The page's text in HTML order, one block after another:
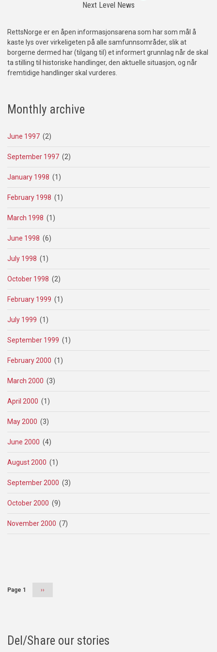
Next Level News
RettsNorge er en åpen informasjonsarena som har som mål å
kaste lys over virkeligeten på alle samfunnsområder, slik at
borgerne dermed har (tilgang til) et informert grunnlag når de skal
ta stilling til historiske handlinger, den aktuelle situasjon, og når
fremtidige handlinger skal vurderes.
Monthly archive
June 1997 (2)
September 1997 (2)
January 1998 (1)
February 1998 (1)
March 1998 (1)
June 1998 (6)
July 1998 (1)
October 1998 (2)
February 1999 (1)
July 1999 (1)
September 1999 (1)
February 2000 (1)
March 2000 (3)
April 2000 (1)
May 2000 (3)
June 2000 (4)
August 2000 (1)
September 2000 (3)
October 2000 (9)
November 2000 (7)
Page 1
Next
››
Del/Share our stories